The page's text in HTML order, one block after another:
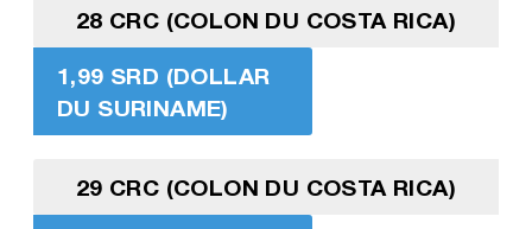
28 CRC (COLON DU COSTA RICA)
1,99 SRD (DOLLAR
DU SURINAME)
29 CRC (COLON DU COSTA RICA)